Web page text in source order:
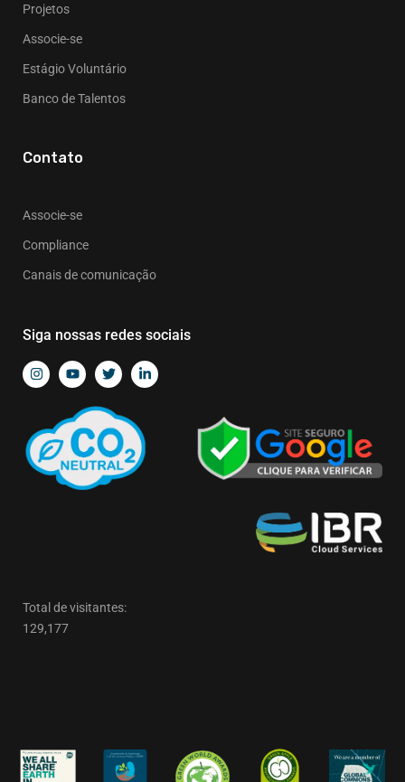
Projetos
Associe-se
Estágio Voluntário
Banco de Talentos
Contato
Associe-se
Compliance
Canais de comunicação
Siga nossas redes sociais
Total de visitantes:
129,177